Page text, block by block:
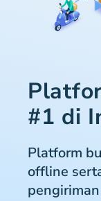
#1 di
Platform
offline